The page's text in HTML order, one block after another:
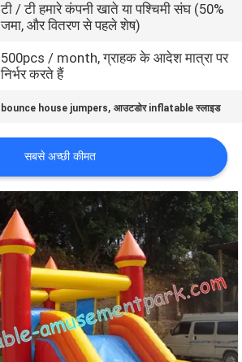
टी / टी हमारे कंपनी खाते या पश्चिमी संघ (50%
जमा, और वितरण से पहले शेष)
500pcs / month, ग्राहक के आदेश मात्रा पर
निर्भर करते हैं
bounce house jumpers,आउटडोर inflatable स्लाइड
सबसे अच्छी कीमत